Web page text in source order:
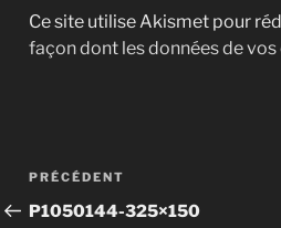
Ce site utilise Akismet pour
façon dont les données de
Navigation
de
Article
précédent
PRÉCÉDENT
P1050144-325×150